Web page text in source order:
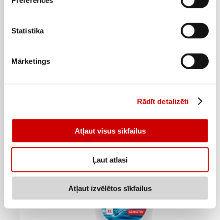
Statistika
Mārketings
Rādīt detalizēti
Atļaut visus sīkfailus
Ļaut atlasi
Atļaut izvēlētos sīkfailus
Veļas mīkstinātājs COCCOLINO Lily 74m.r.1,702L
3,17€/l